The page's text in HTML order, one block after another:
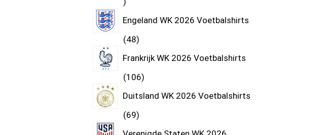
Engeland WK 2026 Voetbalshirts
48
Frankrijk WK 2026 Voetbalshirts
106
Duitsland WK 2026 Voetbalshirts
69